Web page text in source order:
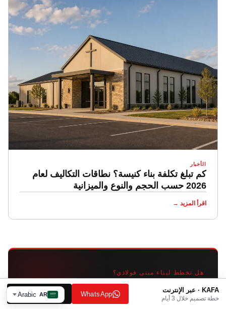
الأخبار
كم تبلغ تكلفة بناء كنيسة؟ نطاقات التكاليف لعام
2026 حسب الحجم والنوع والميزانية
اقرأ المزيد →
هل تخطط لبناء مبنى فولاذي؟
أرسل رسوماتك.
احصل على
مباشرة من المصنع
KAFA · عبر الإنترنت
خطة تصميم خلال 3 أيام
WhatsApp بريد إلكتروني
AR
Arabic